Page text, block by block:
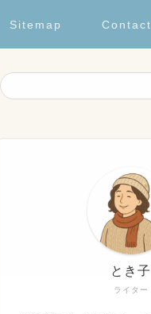
Sitemap Contact
ライター
とき子